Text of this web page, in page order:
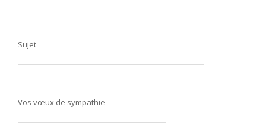
Sujet
Vos vœux de sympathie